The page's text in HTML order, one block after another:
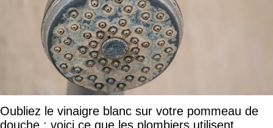
Oubliez le vinaigre blanc sur votre pommeau de
douche : voici ce que les plombiers utilisent